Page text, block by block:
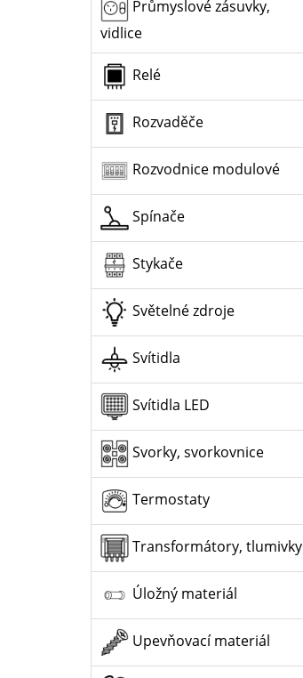
Průmyslové zásuvky,
vidlice
Relé
Rozvaděče
Rozvodnice modulové
Spínače
Stykače
Světelné zdroje
Svítidla
Svítidla LED
Svorky, svorkovnice
Termostaty
Transformátory, tlumivky
Úložný materiál
Upevňovací materiál